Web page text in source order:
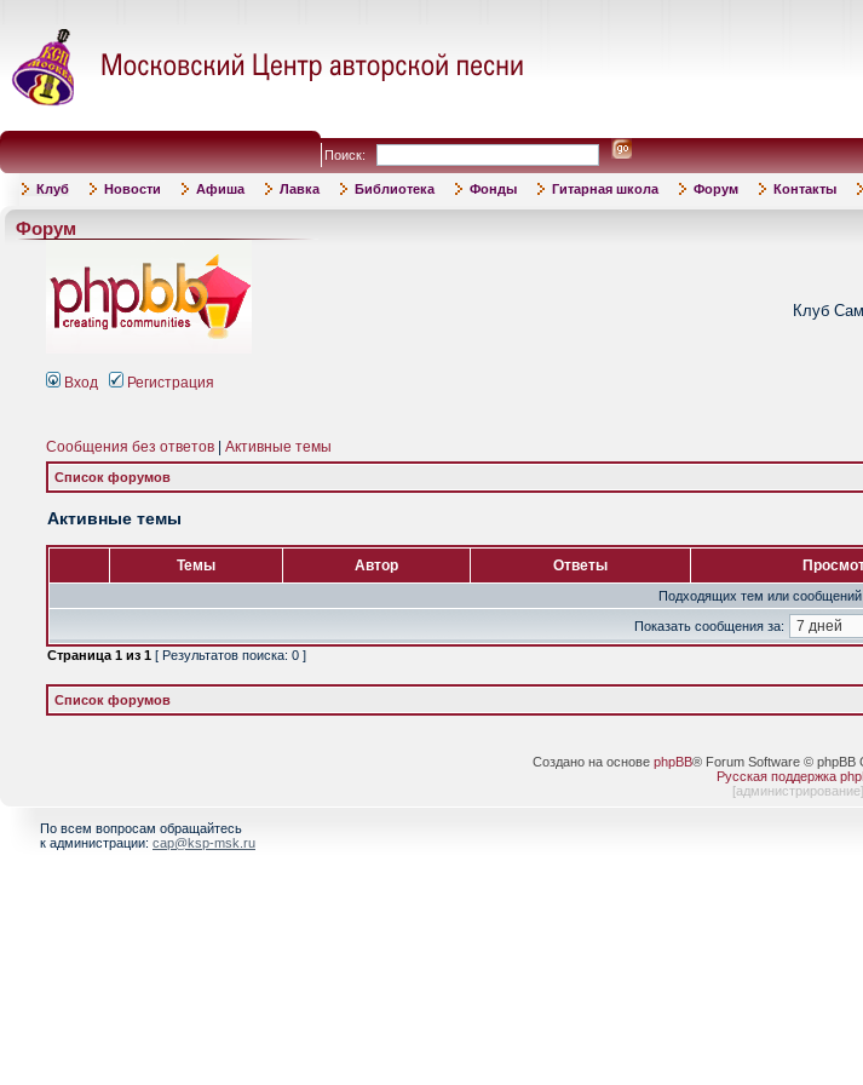
Поиск:
Клуб Новости Афиша Лавка Библиотека Фонды Гитарная школа Форум Контакты
Форум
Клуб
Вход Регистрация
Сообщения без ответов Активные темы
Список форумов
Активные темы
Темы Автор Ответы
Подходящих тем или сообщений
Показать сообщения за:
Страница 1 из 1 [ Результатов поиска: 0 ]
Список форумов
Создано на основе phpBB® Forum Software © phpBB
Русская поддержка
[администрирование]
По всем вопросам обращайтесь
к администрации: cap@ksp-msk.ru